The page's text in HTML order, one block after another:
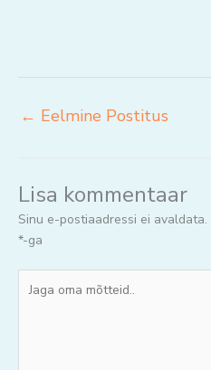
← Eelmine Postitus
Lisa kommentaar
Sinu e-postiaadressi ei avaldata.
*-ga
oma